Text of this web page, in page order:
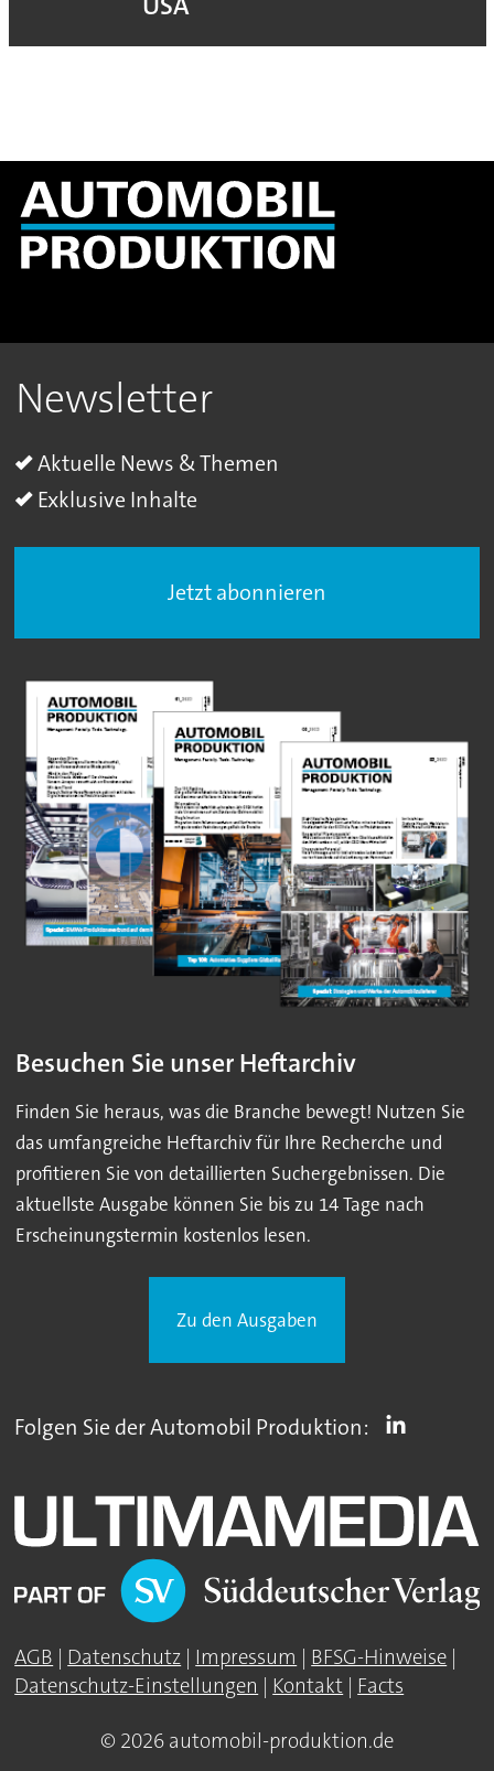
Newsletter
Aktuelle News & Themen
Exklusive Inhalte
Jetzt abonnieren
Besuchen Sie unser Heftarchiv
Finden Sie heraus, was die Branche bewegt! Nutzen Sie
das umfangreiche Heftarchiv für Ihre Recherche und
profitieren Sie von detaillierten Suchergebnissen. Die
aktuellste Ausgabe können Sie bis zu 14 Tage nach
Erscheinungstermin kostenlos lesen.
Zu den Ausgaben
Folgen Sie der Automobil Produktion:
AGB | Datenschutz | Impressum | BFSG-Hinweise |
Datenschutz-Einstellungen | Kontakt | Facts
© 2026 automobil-produktion.de